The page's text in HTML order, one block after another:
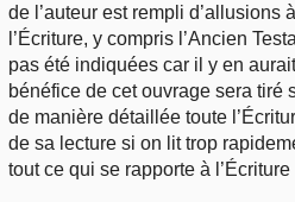
Sujets d'actualité
Librairies, éditeurs
Autres sites chrétiens
Écoutez la Bible
Rechercher (concordance)
Au sujet de la Bible
Tous les sujets
Dieu
La Bible
Études et commentaires par
Personnages bibliques
En bref
de l’auteur est rempli d’allusions
l’Écriture, y compris l’Ancien
pas été indiquées car il y en
bénéfice de cet ouvrage sera tiré
de manière détaillée toute
de sa lecture si on lit trop
tout ce qui se rapporte à